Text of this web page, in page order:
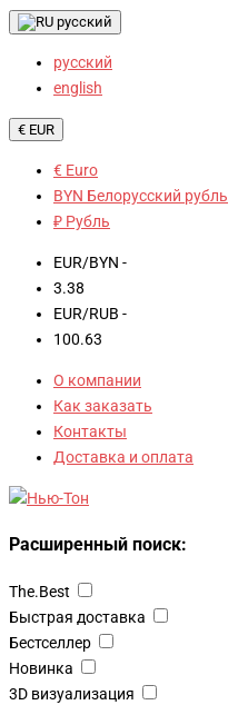
русский
русский
english
€ EUR
€ Euro
BYN Белорусский рубль
₽ Рубль
EUR/BYN -
3.38
EUR/RUB -
100.63
О компании
Как заказать
Контакты
Доставка и оплата
Расширенный поиск:
The.Best
Быстрая доставка
Бестселлер
Новинка
3D визуализация